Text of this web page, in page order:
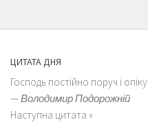
ЦИТАТА ДНЯ
Господь постійно поруч і
—Володимир Подорожній
Наступна цитата »